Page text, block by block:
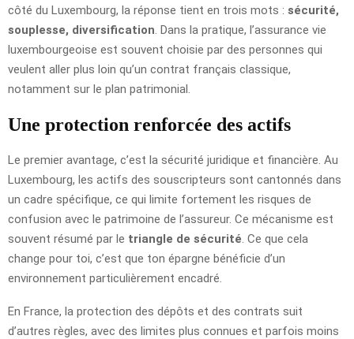
côté du Luxembourg, la réponse tient en trois mots : sécurité,
souplesse, diversification . Dans la pratique, l’assurance vie
luxembourgeoise est souvent choisie par des personnes qui
veulent aller plus loin qu’un contrat français classique,
notamment sur le plan patrimonial.
Une protection renforcée des actifs
Le premier avantage, c’est la sécurité juridique et financière. Au
Luxembourg, les actifs des souscripteurs sont cantonnés dans
un cadre spécifique, ce qui limite fortement les risques de
confusion avec le patrimoine de l’assureur. Ce mécanisme est
souvent résumé par le triangle de sécurité . Ce que cela
change pour toi, c’est que ton épargne bénéficie d’un
environnement particulièrement encadré.
En France, la protection des dépôts et des contrats suit
d’autres règles, avec des limites plus connues et parfois moins